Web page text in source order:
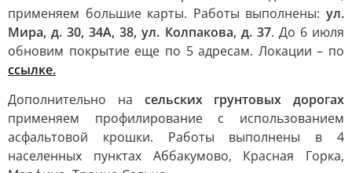
применяем большие карты. Работы выполнены: ул.
Мира, д. 30, 34А, 38, ул. Колпакова, д. 37. До 6 июля
обновим покрытие еще по 5 адресам. Локации – по
ссылке.
Дополнительно на сельских грунтовых дорогах
применяем профилирование с использованием
асфальтовой крошки. Работы выполнены в 4
населенных пунктах Аббакумово, Красная Горка,